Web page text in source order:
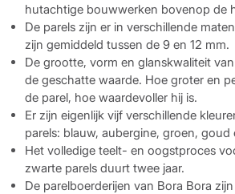
hutachtige bouwwerken bovenop de
De parels zijn er in verschillende
zijn gemiddeld tussen de 9 en 12 mm.
De grootte, vorm en glanskwaliteit
de geschatte waarde. Hoe groter en
de parel, hoe waardevoller hij is.
Er zijn eigenlijk vijf verschillende
parels: blauw, aubergine, groen, goud
Het volledige teelt- en oogstproces
zwarte parels duurt twee jaar.
De parelboerderijen van Bora Bora